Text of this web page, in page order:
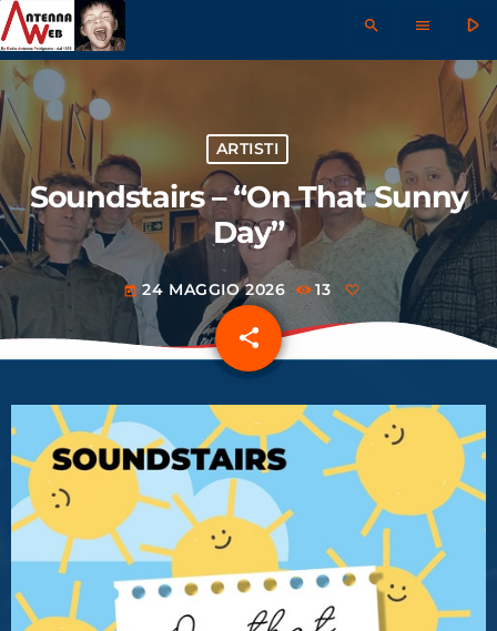
search menu play_arrow
ARTISTI
Soundstairs – “On That Sunny
Day”
today 24 MAGGIO 2026 13
share
email